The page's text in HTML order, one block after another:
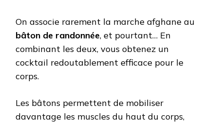
On associe rarement la marche afghane au
bâton de randonnée, et pourtant… En
combinant les deux, vous obtenez un
cocktail redoutablement efficace pour le
corps.
Les bâtons permettent de mobiliser
davantage les muscles du haut du corps,